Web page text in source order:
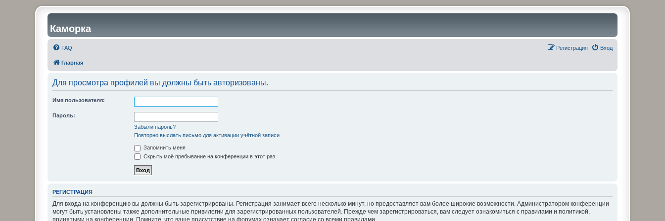
Каморка
FAQ Вход
Регистрация
Главная
Для просмотра профилей вы должны быть авторизованы.
Имя пользователя:
Пароль:
Забыли пароль?
Повторно выслать письмо для активации учётной записи
Запомнить меня
Скрыть моё пребывание на конференции в этот раз
РЕГИСТРАЦИЯ
Для входа на конференцию вы должны быть зарегистрированы. Регистрация занимает всего несколько минут, но предоставляет вам более широкие возможности. Администратором конференции
могут быть установлены также дополнительные привилегии для зарегистрированных пользователей. Прежде чем зарегистрироваться, вам следует ознакомиться с правилами и политикой,
принятыми на конференции. Помните, что ваше присутствие на форумах означает согласие со всеми правилами.